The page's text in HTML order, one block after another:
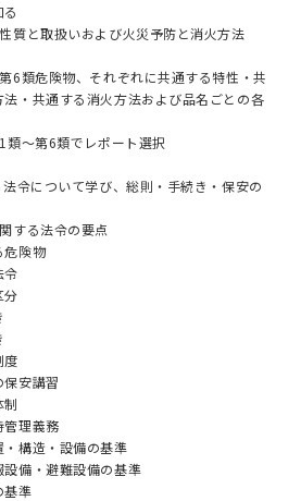
質と取扱いおよび火災予防と消火方法
6類危険物、それぞれに共通する特性・共
・共通する消火方法および品名ごとの各
～第6類でレポート選択
令について学び、総則・手続き・保安の
する法令の要点
危険物
令
分
度
保安講習
制
管理義務
・構造・設備の基準
設備・避難設備の基準
基準